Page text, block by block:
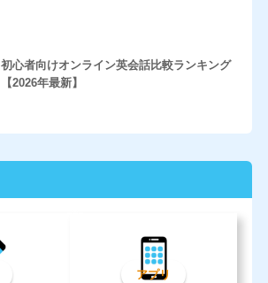
初心者向けオンライン英会話比較ランキング
【2026年最新】
アプリ